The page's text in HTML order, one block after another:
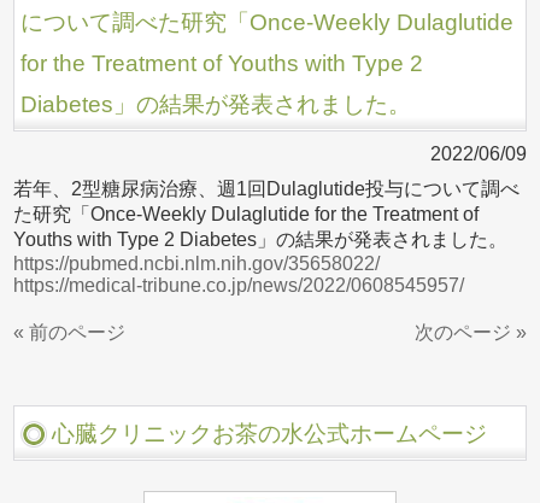
について調べた研究「Once-Weekly Dulaglutide
for the Treatment of Youths with Type 2
Diabetes」の結果が発表されました。
2022/06/09
若年、2型糖尿病治療、週1回Dulaglutide投与について調べ
た研究「Once-Weekly Dulaglutide for the Treatment of
Youths with Type 2 Diabetes」の結果が発表されました。
https://pubmed.ncbi.nlm.nih.gov/35658022/
https://medical-tribune.co.jp/news/2022/0608545957/
« 前のページ 次のページ »
心臓クリニックお茶の水公式ホームページ